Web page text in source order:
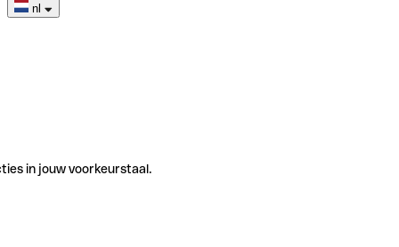
nl
in jouw voorkeurstaal.